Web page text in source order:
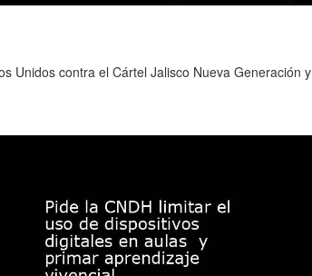
Unidos contra el Cártel Jalisco Nueva Generación y